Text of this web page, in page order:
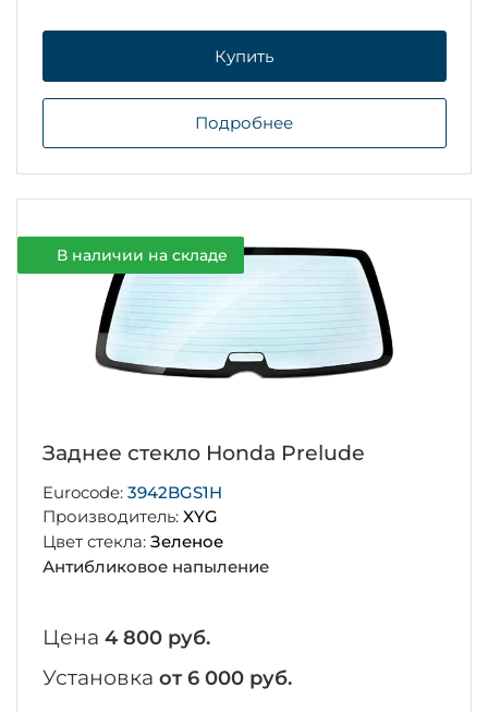
Купить
Подробнее
В наличии на складе
Заднее стекло Honda Prelude
Eurocode: 3942BGS1H
Производитель: XYG
Цвет стекла: Зеленое
Антибликовое напыление
Цена 4 800 руб.
Установка от 6 000 руб.